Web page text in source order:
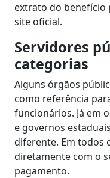
extrato do benefício
site oficial.
Servidores
categorias
Alguns órgãos
como referência
funcionários. Já em
e governos
diferente. Em todos
diretamente com o
pagamento.